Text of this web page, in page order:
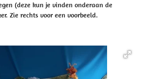
(deze kun je vinden onderaan de
Zie rechts voor een voorbeeld.